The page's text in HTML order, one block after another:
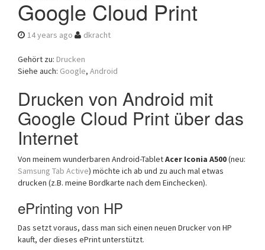
o
n
Google Cloud Print
14 years ago dkracht
Gehört zu: Drucken
Siehe auch: Google, Android
Drucken von Android mit
Google Cloud Print über das
Internet
Von meinem wunderbaren Android-TabletAcer Iconia A500(neu:
Samsung Tab Active) möchte ich ab und zu auch mal etwas
drucken (z.B. meine Bordkarte nach dem Einchecken).
ePrinting von HP
Das setzt voraus, dass man sich einen neuen Drucker von HP
kauft, der dieses ePrint unterstützt.